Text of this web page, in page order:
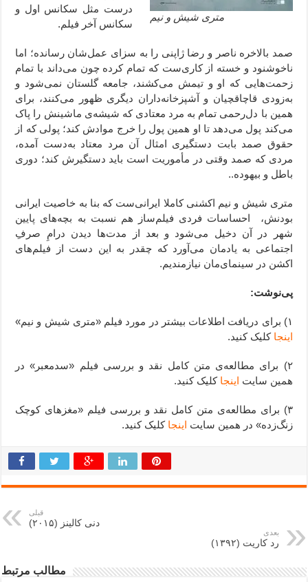
متری شیش و نیم
درست مثل سکانس اول و
سکانس آخر فیلم.
صمد بالاخره ناصر و رضا ژاپنی را به سزای عمل‌شان رسانده؛ اما
ناخوشنود و خسته از کاری‌ست که تمام کرده چون می‌داند با تمام
زحمت‌هایی که او و تیمش می‌کشند، جامعه گلستان نمی‌شود و
به‌زودی قاچاقچیان و آشپزخانه‌داران دیگری ظهور می‌کنند، برای
همین با دل‌رحمی تمام به مرد معتادی که شیشه‌ی ماشینش را پاک
می‌کند پول می‌دهد تا او همین پول را خرج موادش کند؛ پولی که از
حقوق صمد بابت دستگیری امثال آن مرد معتاد به‌دست آمده،
مردی که صمد وقتی در مأموریت است باید دستگیرش کند؛ دوری
باطل و بیهوده..
متری شیش و نیم اکشنی کاملا ایرانی‌ست که بنا به خاصیت ایرانی
بودنش، احساسات فردی فیلم‌ساز هم نسبت به بچه‌های پایین
شهر در آن دخیل می‌شود و بعد از مدت‌ها دیدن درامِ صرفِ
اجتماعی به یادمان می‌آورد که چقدر به این دست از فیلم‌های
اکشن در سینمای‌مان نیازمندیم.
پی‌نوشت:
۱) برای دریافت اطلاعات بیشتر در مورد فیلم «متری شیش و نیم»
اینجا کلیک کنید.
۲) برای مطالعه‌ی متن کامل نقد و بررسی فیلم «سدمعبر» در
همین سایت اینجا کلیک کنید.
۳) برای مطالعه‌ی متن کامل نقد و بررسی فیلم «مغزهای کوچک
زنگ‌زده» در همین سایت اینجا کلیک کنید.
قبلی
دنی کالینز (۲۰۱۵)
بعدی
رد کارپت (۱۳۹۲)
مطالب مرتبط